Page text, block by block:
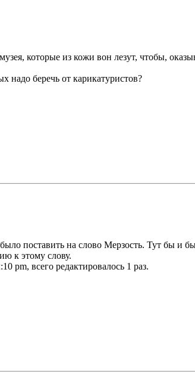
которые из кожи вон лезут, чтобы,
беречь от карикатуристов?
поставить на слово Мерзость. Тут бы и
к этому слову.
pm, всего редактировалось 1 раз.